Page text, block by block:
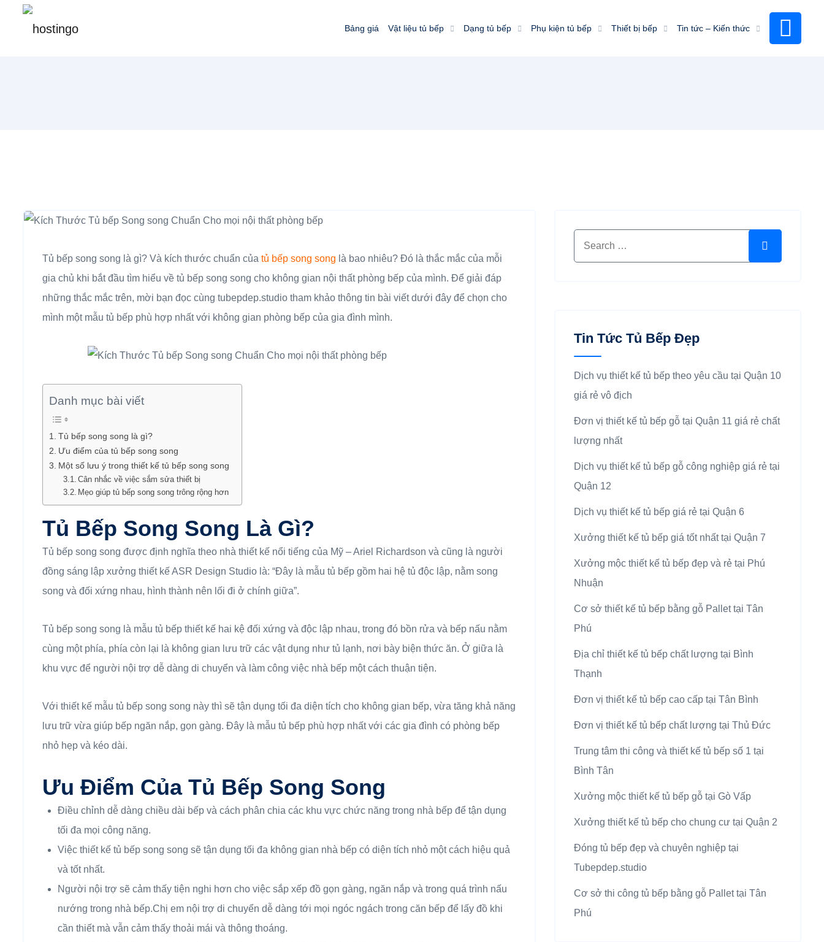
Bảng giá Vật liệu tủ bếp Dạng tủ bếp Phụ kiện tủ bếp Thiết bị bếp Tin tức – Kiến thức
Tủ bếp song song là gì? Và kích thước chuẩn của tủ bếp song song là bao nhiêu? Đó là thắc mắc của mỗi
gia chủ khi bắt đầu tìm hiểu về tủ bếp song song cho không gian nội thất phòng bếp của mình. Để giải đáp
những thắc mắc trên, mời bạn đọc cùng tubepdep.studio tham khảo thông tin bài viết dưới đây để chọn cho
mình một mẫu tủ bếp phù hợp nhất với không gian phòng bếp của gia đình mình.
Danh mục bài viết
Tủ bếp song song là gì?
Ưu điểm của tủ bếp song song
Một số lưu ý trong thiết kế tủ bếp song song
Cân nhắc về việc sắm sửa thiết bị
Mẹo giúp tủ bếp song song trông rộng hơn
Tủ Bếp Song Song Là Gì?
Tủ bếp song song được định nghĩa theo nhà thiết kế nổi tiếng của Mỹ – Ariel Richardson và cũng là người
đồng sáng lập xưởng thiết kế ASR Design Studio là: “Đây là mẫu tủ bếp gồm hai hệ tủ độc lập, nằm song
song và đối xứng nhau, hình thành nên lối đi ở chính giữa”.
Tủ bếp song song là mẫu tủ bếp thiết kế hai kệ đối xứng và độc lập nhau, trong đó bồn rửa và bếp nấu nằm
cùng một phía, phía còn lại là không gian lưu trữ các vật dụng như tủ lạnh, nơi bày biện thức ăn. Ở giữa là
khu vực để người nội trợ dễ dàng di chuyển và làm công việc nhà bếp một cách thuận tiện.
Với thiết kế mẫu tủ bếp song song này thì sẽ tận dụng tối đa diện tích cho không gian bếp, vừa tăng khả năng
lưu trữ vừa giúp bếp ngăn nắp, gọn gàng. Đây là mẫu tủ bếp phù hợp nhất với các gia đình có phòng bếp
nhỏ hẹp và kéo dài.
Ưu Điểm Của Tủ Bếp Song Song
Điều chỉnh dễ dàng chiều dài bếp và cách phân chia các khu vực chức năng trong nhà bếp để tận dụng
tối đa mọi công năng.
Việc thiết kế tủ bếp song song sẽ tận dụng tối đa không gian nhà bếp có diện tích nhỏ một cách hiệu quả
và tốt nhất.
Người nội trợ sẽ cảm thấy tiện nghi hơn cho việc sắp xếp đồ gọn gàng, ngăn nắp và trong quá trình nấu
nướng trong nhà bếp.Chị em nội trợ di chuyển dễ dàng tới mọi ngóc ngách trong căn bếp để lấy đồ khi
cần thiết mà vẫn cảm thấy thoải mái và thông thoáng.
Tin Tức Tủ Bếp Đẹp
Dịch vụ thiết kế tủ bếp theo yêu cầu tại Quận 10
giá rẻ vô địch
Đơn vị thiết kế tủ bếp gỗ tại Quận 11 giá rẻ chất
lượng nhất
Dịch vụ thiết kế tủ bếp gỗ công nghiệp giá rẻ tại
Quận 12
Dịch vụ thiết kế tủ bếp giá rẻ tại Quận 6
Xưởng thiết kế tủ bếp giá tốt nhất tại Quận 7
Xưởng mộc thiết kế tủ bếp đẹp và rẻ tại Phú
Nhuận
Cơ sở thiết kế tủ bếp bằng gỗ Pallet tại Tân
Phú
Địa chỉ thiết kế tủ bếp chất lượng tại Bình
Thạnh
Đơn vị thiết kế tủ bếp cao cấp tại Tân Bình
Đơn vị thiết kế tủ bếp chất lượng tại Thủ Đức
Trung tâm thi công và thiết kế tủ bếp số 1 tại
Bình Tân
Xưởng mộc thiết kế tủ bếp gỗ tại Gò Vấp
Xưởng thiết kế tủ bếp cho chung cư tại Quận 2
Đóng tủ bếp đẹp và chuyên nghiệp tại
Tubepdep.studio
Cơ sở thi công tủ bếp bằng gỗ Pallet tại Tân
Phú